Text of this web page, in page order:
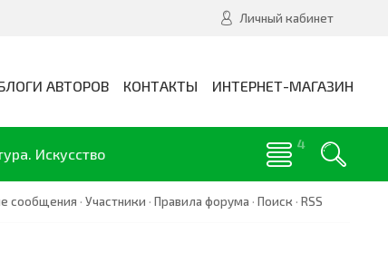
Личный кабинет
АВТОРОВ КОНТАКТЫ ИНТЕРНЕТ-МАГАЗИН
Искусство
сообщения · Участники · Правила форума · Поиск · RSS